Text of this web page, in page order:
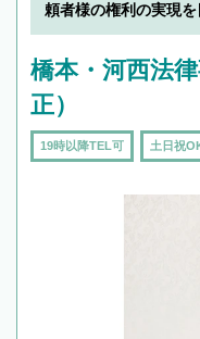
頼者様の権利の実現
橋本・河西法
正）
19時以降TEL可 土日祝